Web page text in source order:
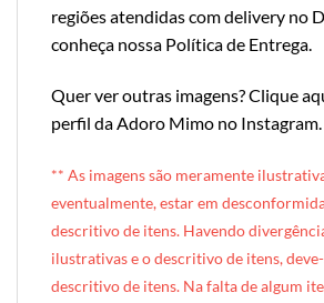
regiões atendidas com delivery no
conheça nossa Política de Entrega.
Quer ver outras imagens?Clique
perfil da Adoro Mimo no Instagram
** As imagens são meramente
eventualmente, estar em
descritivo de itens. Havendo
ilustrativas e o descritivo de itens,
descritivo de itens. Na falta de algum